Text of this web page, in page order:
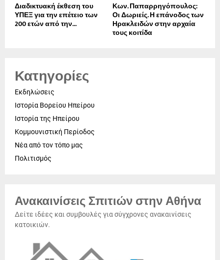
Διαδικτυακή έκθεση του
ΥΠΕΞ για την επέτειο των
200 ετών από την...
Κων. Παπαρρηγόπουλος:
Οι Δωριείς. Η επάνοδος των
Ηρακλειδών στην αρχαία
τους κοιτίδα
Κατηγορίες
Εκδηλώσεις
Ιστορία Βορείου Ηπείρου
Ιστορία της Ηπείρου
Κομμουνιστική Περίοδος
Νέα από τον τόπο μας
Πολιτισμός
Ανακαινίσεις Σπιτιών στην Αθήνα
Δείτε ιδέες και συμβουλές για σύγχρονες ανακαινίσεις
κατοικιών.